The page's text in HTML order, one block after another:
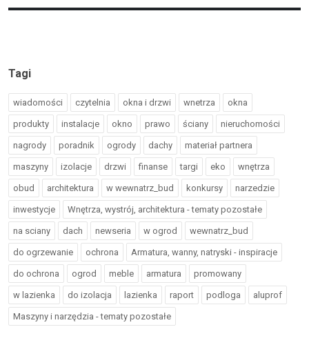
Tagi
wiadomości czytelnia okna i drzwi wnetrza okna
produkty instalacje okno prawo ściany nieruchomości
nagrody poradnik ogrody dachy materiał partnera
maszyny izolacje drzwi finanse targi eko wnętrza
obud architektura w wewnatrz_bud konkursy narzedzie
inwestycje Wnętrza, wystrój, architektura - tematy pozostałe
na sciany dach newseria w ogrod wewnatrz_bud
do ogrzewanie ochrona Armatura, wanny, natryski - inspiracje
do ochrona ogrod meble armatura promowany
w lazienka do izolacja lazienka raport podloga aluprof
Maszyny i narzędzia - tematy pozostałe